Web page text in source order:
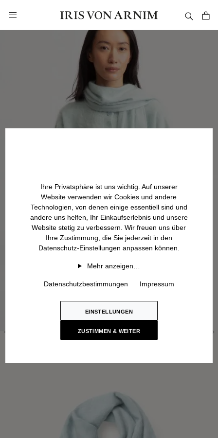
Ihre Privatsphäre ist uns wichtig. Auf unserer
Website verwenden wir Cookies und andere
Technologien, von denen einige essentiell sind und
andere uns helfen, Ihr Einkaufserlebnis und unsere
Website stetig zu verbessern. Wir freuen uns über
Ihre Zustimmung, die Sie jederzeit in den
Datenschutz-Einstellungen anpassen können.
Mehr anzeigen…
Datenschutzbestimmungen Impressum
EINSTELLUNGEN
ZUSTIMMEN & WEITER